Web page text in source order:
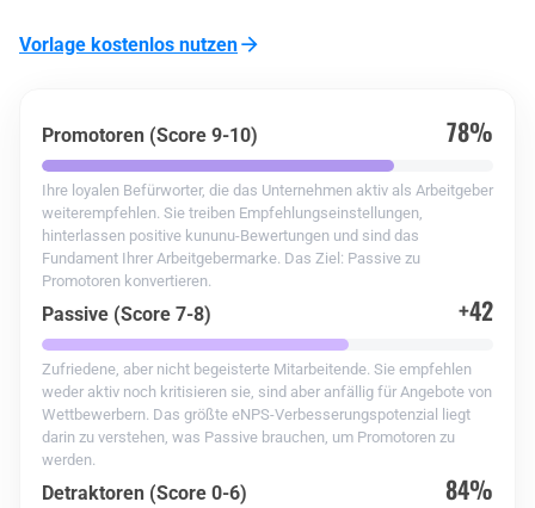
Promotoren (Score 9-10) 78%
Ihre loyalen Befürworter, die das Unternehmen aktiv als Arbeitgeber
weiterempfehlen. Sie treiben Empfehlungseinstellungen,
hinterlassen positive kununu-Bewertungen und sind das
Fundament Ihrer Arbeitgebermarke. Das Ziel: Passive zu
Promotoren konvertieren.
Passive (Score 7-8) +42
Zufriedene, aber nicht begeisterte Mitarbeitende. Sie empfehlen
weder aktiv noch kritisieren sie, sind aber anfällig für Angebote von
Wettbewerbern. Das größte eNPS-Verbesserungspotenzial liegt
darin zu verstehen, was Passive brauchen, um Promotoren zu
werden.
Detraktoren (Score 0-6) 84%
Vorlage kostenlos nutzen